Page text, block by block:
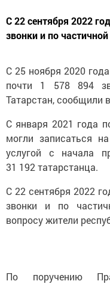
С 22 сентября 2022
звонки и по
С 25 ноября 2020
почти 1 578 894
Татарстан, сообщили
С января 2021 года
могли записаться
услугой с начала
31 192 татарстанца.
С 22 сентября 2022
звонки и по
вопросу жители
По поручению